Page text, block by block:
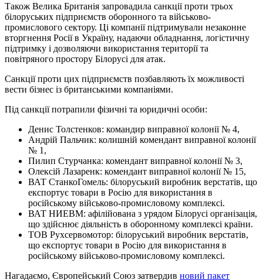
Також Велика Британія запровадила санкції проти трьох
білоруських підприємств оборонного та військово-
промислового сектору. Ці компанії підтримували незаконне
вторгнення Росії в Україну, надаючи обладнання, логістичну
підтримку і дозволяючи використання території та
повітряного простору Білорусі для атак.
Санкції проти цих підприємств позбавляють їх можливості
вести бізнес із британськими компаніями.
Під санкції потрапили фізичні та юридичні особи:
Денис Толстенков: командир виправної колонії № 4,
Андрій Пальчик: колишній комендант виправної колонії
№ 1,
Пилип Стурчанка: комендант виправної колонії № 3,
Олексій Лазаренк: комендант виправної колонії № 15,
ВАТ СтанкоГомель: білоруський виробник верстатів, що
експортує товари в Росію для використання в
російському військово-промисловому комплексі.
ВАТ НИЕВМ: афілійована з урядом Білорусі організація,
що здійснює діяльність в оборонному комплексі країни.
ТОВ Рухсервомотор: білоруський виробник верстатів,
що експортує товари в Росію для використання в
російському військово-промисловому комплексі.
Нагадаємо, Європейський Союз затвердив новий пакет